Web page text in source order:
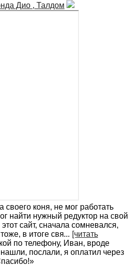
своего коня, не мог работать
найти нужный редуктор на свой
сайт, сначала сомневался,
в итоге свя... [читать
по телефону, Иван, вроде
послали, я оплатил через
»